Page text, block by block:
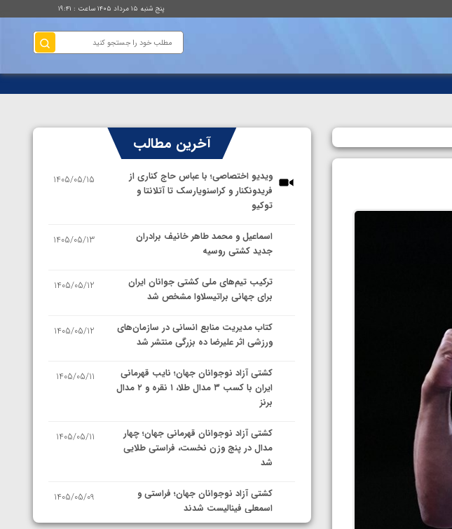
پنج شنبه ۱۵ مرداد ۱۴۰۵ ساعت : ۱۹:۴۱
آخرین مطالب
ویدیو اختصاصی؛ با عباس حاج کناری از
فریدونکنار و کراسنویارسک تا آتلانتا و
توکیو
1405/05/15
اسماعیل و محمد طاهر خانیف برادران
جدید کشتی روسیه
1405/05/13
ترکیب تیم‌های ملی کشتی جوانان ایران
برای جهانی براتیسلاوا مشخص شد
1405/05/12
کتاب مدیریت منابع انسانی در سازمان‌های
ورزشی اثر علیرضا ده بزرگی منتشر شد
1405/05/12
کشتی آزاد نوجوانان جهان؛ نایب قهرمانی
ایران با کسب ۳ مدال طلا، ۱ نقره و ۲ مدال
برنز
1405/05/11
کشتی آزاد نوجوانان قهرمانی جهان؛ چهار
مدال در پنج وزن نخست، فراستی طلایی
شد
1405/05/11
کشتی آزاد نوجوانان جهان؛ فراستی و
اسمعلی فینالیست شدند
1405/05/09